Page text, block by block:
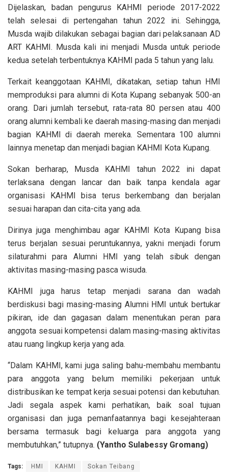
Dijelaskan, badan pengurus KAHMI periode 2017-2022
telah selesai di pertengahan tahun 2022 ini. Sehingga,
Musda wajib dilakukan sebagai bagian dari pelaksanaan AD
ART KAHMI. Musda kali ini menjadi Musda untuk periode
kedua setelah terbentuknya KAHMI pada 5 tahun yang lalu.
Terkait keanggotaan KAHMI, dikatakan, setiap tahun HMI
memproduksi para alumni di Kota Kupang sebanyak 500-an
orang. Dari jumlah tersebut, rata-rata 80 persen atau 400
orang alumni kembali ke daerah masing-masing dan menjadi
bagian KAHMI di daerah mereka. Sementara 100 alumni
lainnya menetap dan menjadi bagian KAHMI Kota Kupang.
Sokan berharap, Musda KAHMI tahun 2022 ini dapat
terlaksana dengan lancar dan baik tanpa kendala agar
organisasi KAHMI bisa terus berkembang dan berjalan
sesuai harapan dan cita-cita yang ada.
Dirinya juga menghimbau agar KAHMI Kota Kupang bisa
terus berjalan sesuai peruntukannya, yakni menjadi forum
silaturahmi para Alumni HMI yang telah sibuk dengan
aktivitas masing-masing pasca wisuda.
KAHMI juga harus tetap menjadi sarana dan wadah
berdiskusi bagi masing-masing Alumni HMI untuk bertukar
pikiran, ide dan gagasan dalam menentukan peran para
anggota sesuai kompetensi dalam masing-masing aktivitas
atau ruang lingkup kerja yang ada.
“Dalam KAHMI, kami juga saling bahu-membahu membantu
para anggota yang belum memiliki pekerjaan untuk
distribusikan ke tempat kerja sesuai potensi dan kebutuhan.
Jadi segala aspek kami perhatikan, baik soal tujuan
organisasi dan juga pemanfaatannya bagi kesejahteraan
bersama termasuk bagi keluarga para anggota yang
membutuhkan,” tutupnya. (Yantho Sulabessy Gromang)
Tags: HMI KAHMI Sokan Teibang